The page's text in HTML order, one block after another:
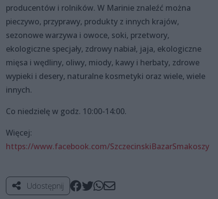
producentów i rolników. W Marinie znaleźć można
pieczywo, przyprawy, produkty z innych krajów,
sezonowe warzywa i owoce, soki, przetwory,
ekologiczne specjały, zdrowy nabiał, jaja, ekologiczne
mięsa i wędliny, oliwy, miody, kawy i herbaty, zdrowe
wypieki i desery, naturalne kosmetyki oraz wiele, wiele
innych.
Co niedzielę w godz. 10:00-14:00.
Więcej:
https://www.facebook.com/SzczecinskiBazarSmakoszy
Udostępnij